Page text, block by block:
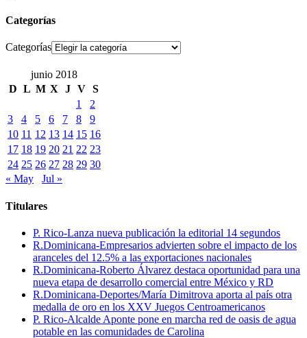
Categorías
Categorías
junio 2018
D L M X J V S
1
2
3
4 5 6 7 8
9
10 11 12 13 14 15 16
17 18 19 20 21 22 23
24 25 26 27 28 29 30
« May
Jul »
Titulares
P. Rico-Lanza nueva publicación la editorial 14 segundos
R.Dominicana-Empresarios advierten sobre el impacto de los
aranceles del 12.5% a las exportaciones nacionales
R.Dominicana-Roberto Álvarez destaca oportunidad para una
nueva etapa de desarrollo comercial entre México y RD
R.Dominicana-Deportes/María Dimitrova aporta al país otra
medalla de oro en los XXV Juegos Centroamericanos
P. Rico-Alcalde Aponte pone en marcha red de oasis de agua
potable en las comunidades de Carolina